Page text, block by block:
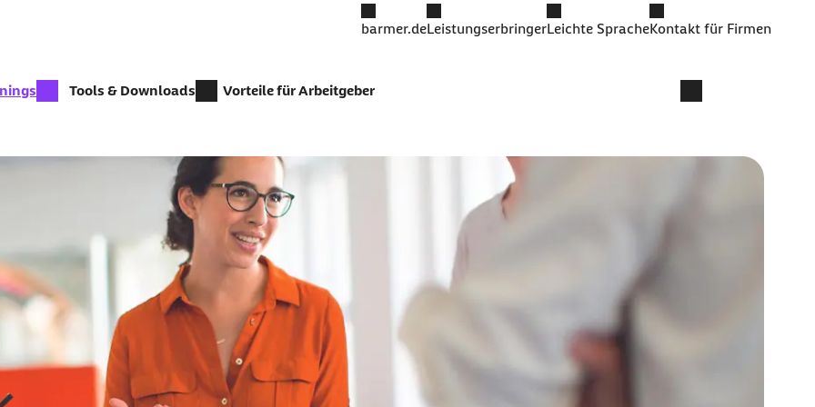
barmer.deLeistungserbringerLeichte SpracheKontakt für Firmen
Tools & Downloads Vorteile für Arbeitgeber